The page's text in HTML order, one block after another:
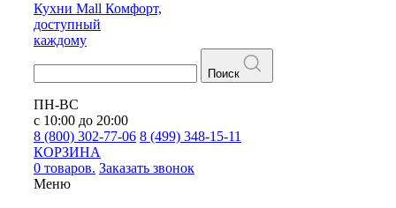
Кухни Mall Комфорт,
доступный
каждому
Поиск
ПН-ВС
с 10:00 до 20:00
8 (800) 302-77-06 8 (499) 348-15-11
КОРЗИНА
0 товаров. Заказать звонок
Меню